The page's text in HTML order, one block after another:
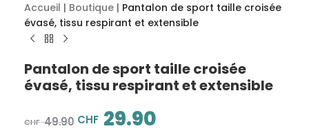
Accueil | Boutique | Pantalon de sport taille croisée
évasé, tissu respirant et extensible
Pantalon de sport taille croisée
évasé, tissu respirant et extensible
CHF49.90 CHF 29.90